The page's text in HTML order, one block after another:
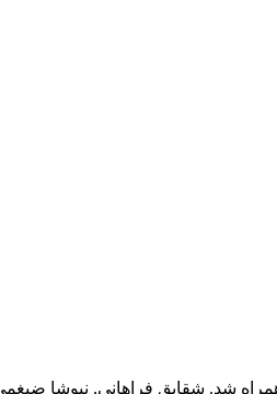
شد. شقایق فراهانی, نیوشا ضیغمی,